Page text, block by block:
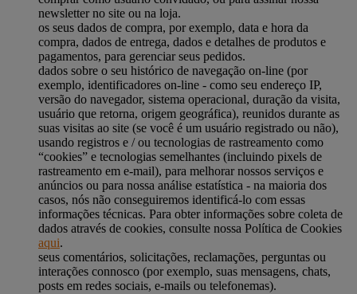
newsletter no site ou na loja.
os seus dados de compra, por exemplo, data e hora da
compra, dados de entrega, dados e detalhes de produtos e
pagamentos, para gerenciar seus pedidos.
dados sobre o seu histórico de navegação on-line (por
exemplo, identificadores on-line - como seu endereço IP,
versão do navegador, sistema operacional, duração da visita,
usuário que retorna, origem geográfica), reunidos durante as
suas visitas ao site (se você é um usuário registrado ou não),
usando registros e / ou tecnologias de rastreamento como
“cookies” e tecnologias semelhantes (incluindo pixels de
rastreamento em e-mail), para melhorar nossos serviços e
anúncios ou para nossa análise estatística - na maioria dos
casos, nós não conseguiremos identificá-lo com essas
informações técnicas. Para obter informações sobre coleta de
dados através de cookies, consulte nossa Política de Cookies
aqui.
seus comentários, solicitações, reclamações, perguntas ou
interações connosco (por exemplo, suas mensagens, chats,
posts em redes sociais, e-mails ou telefonemas).